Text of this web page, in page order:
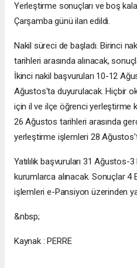
Yerleştirme sonuçları ve boş
Çarşamba günü ilan edildi.
Nakil süreci de başladı. Birinci
tarihleri arasında alınacak,
İkinci nakil başvuruları 10-12
Ağustos'ta duyurulacak. Hiçbir
için il ve ilçe öğrenci yerleştirme
26 Ağustos tarihleri arasında
yerleştirme işlemleri 28
Yatılılık başvuruları 31 Ağustos-
kurumlarca alınacak. Sonuçlar 4
işlemleri e-Pansiyon üzerinden
&nbsp;
Kaynak : PERRE